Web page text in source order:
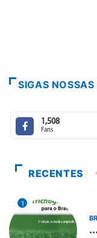
SIGAS
1,508
Fans
RECENTES
1
...